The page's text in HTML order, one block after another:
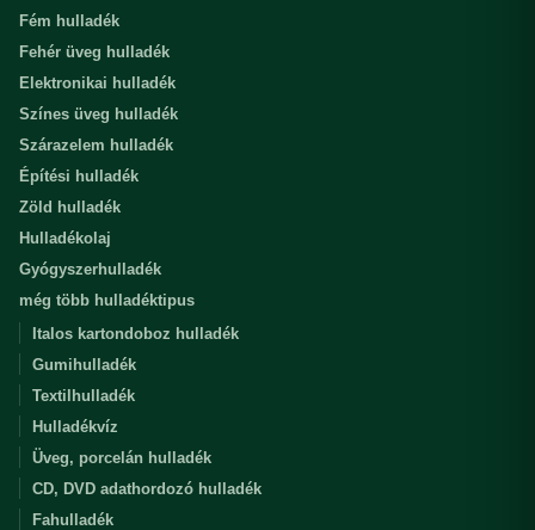
Fém hulladék
Fehér üveg hulladék
Elektronikai hulladék
Színes üveg hulladék
Szárazelem hulladék
Építési hulladék
Zöld hulladék
Hulladékolaj
Gyógyszerhulladék
még több hulladéktipus
Italos kartondoboz hulladék
Gumihulladék
Textilhulladék
Hulladékvíz
Üveg, porcelán hulladék
CD, DVD adathordozó hulladék
Fahulladék